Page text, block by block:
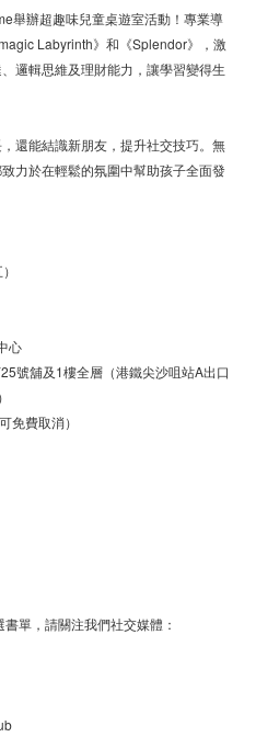
舉辦超趣味兒童桌遊室活動！專業導
Labyrinth》和《Splendor》，激
邏輯思維及理財能力，讓學習變得生
還能結識新朋友，提升社交技巧。無
力於在輕鬆的氛圍中幫助孩子全面發
心
號舖及1樓全層（港鐵尖沙咀站A出口
免費取消）
單，請關注我們社交媒體：